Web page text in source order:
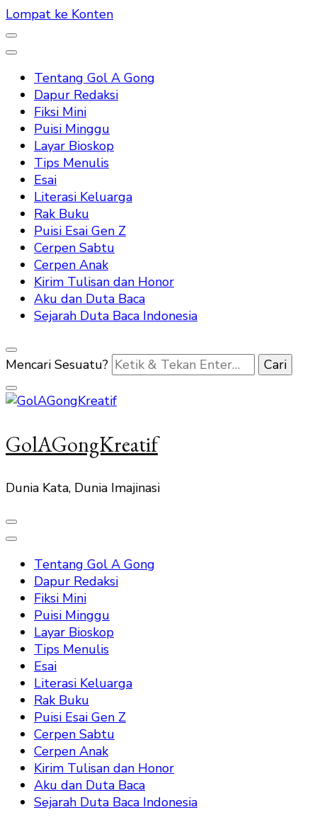
Lompat ke Konten
Tentang Gol A Gong
Dapur Redaksi
Fiksi Mini
Puisi Minggu
Layar Bioskop
Tips Menulis
Esai
Literasi Keluarga
Rak Buku
Puisi Esai Gen Z
Cerpen Sabtu
Cerpen Anak
Kirim Tulisan dan Honor
Aku dan Duta Baca
Sejarah Duta Baca Indonesia
Mencari Sesuatu?
GolAGongKreatif
Dunia Kata, Dunia Imajinasi
Tentang Gol A Gong
Dapur Redaksi
Fiksi Mini
Puisi Minggu
Layar Bioskop
Tips Menulis
Esai
Literasi Keluarga
Rak Buku
Puisi Esai Gen Z
Cerpen Sabtu
Cerpen Anak
Kirim Tulisan dan Honor
Aku dan Duta Baca
Sejarah Duta Baca Indonesia